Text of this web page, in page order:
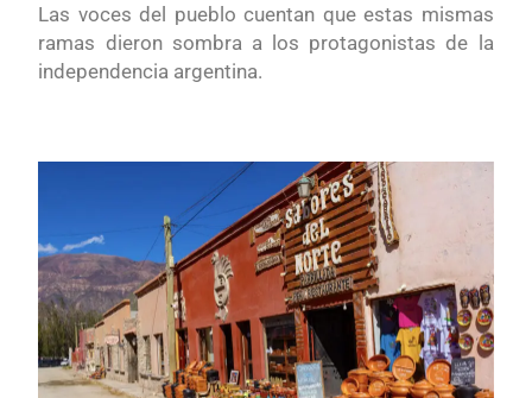
Las voces del pueblo cuentan que estas mismas
ramas dieron sombra a los protagonistas de la
independencia argentina.